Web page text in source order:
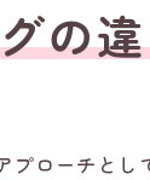
の
ローチと